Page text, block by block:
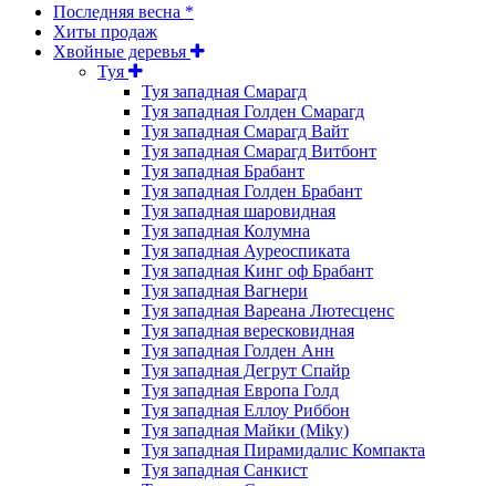
Последняя весна *
Хиты продаж
Хвойные деревья
Туя
Туя западная Смарагд
Туя западная Голден Смарагд
Туя западная Смарагд Вайт
Туя западная Смарагд Витбонт
Туя западная Брабант
Туя западная Голден Брабант
Туя западная шаровидная
Туя западная Колумна
Туя западная Ауреоспиката
Туя западная Кинг оф Брабант
Туя западная Вагнери
Туя западная Вареана Лютесценс
Туя западная вересковидная
Туя западная Голден Анн
Туя западная Дегрут Спайр
Туя западная Европа Голд
Туя западная Еллоу Риббон
Туя западная Майки (Miky)
Туя западная Пирамидалис Компакта
Туя западная Санкист